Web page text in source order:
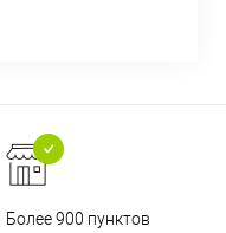
Более 900 пунктов